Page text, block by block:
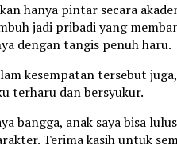
hanya pintar secara
jadi pribadi yang
dengan tangis penuh haru.
kesempatan tersebut
terharu dan bersyukur.
bangga, anak saya bisa
Terima kasih untuk